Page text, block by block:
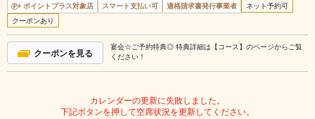
ポイントプラス対象店
スマート支払い可 適格請求書発行事業者
ネット予約可
クーポンあり
クーポンを見る
宴会☆ご予約特典◎ 特典詳細は【コース】のページからご覧
ください！
カレンダーの更新に失敗しました。
下記ボタンを押して空席状況を更新してください。